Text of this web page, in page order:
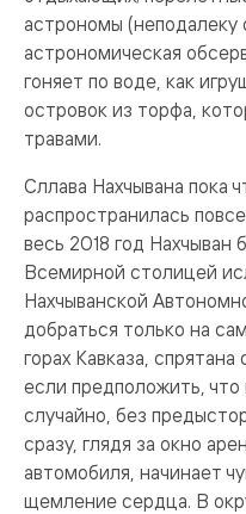
астрономы (неподалеку
астрономическая
гоняет по воде, как
островок из торфа,
травами.
Сллава Нахчывана пока
распространилась
весь 2018 год Нахчыван
Всемирной столицей
Нахчыванской
добраться только на
горах Кавказа,
если предположить,
случайно, без
сразу, глядя за окно
автомобиля, начинает
щемление сердца. В